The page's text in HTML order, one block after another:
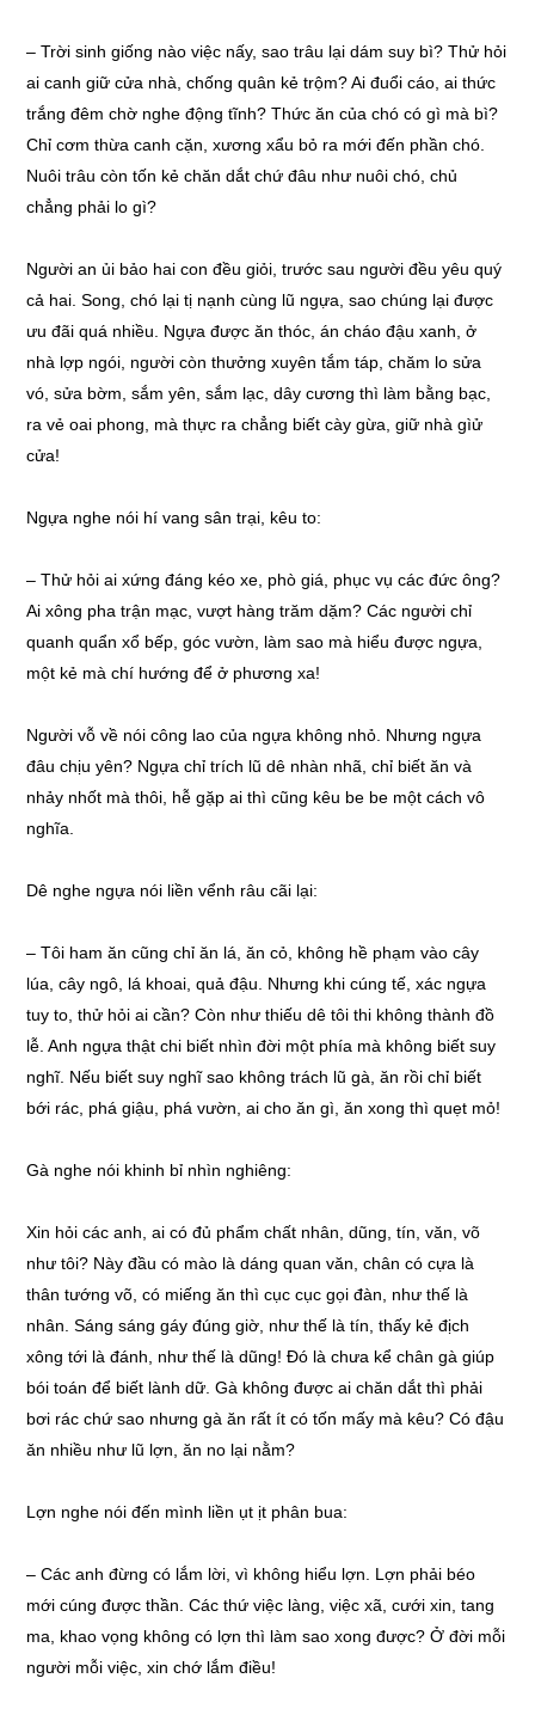
– Trời sinh giống nào việc nấy, sao trâu lại dám suy bì? Thử hỏi
ai canh giữ cửa nhà, chống quân kẻ trộm? Ai đuổi cáo, ai thức
trắng đêm chờ nghe động tĩnh? Thức ăn của chó có gì mà bì?
Chỉ cơm thừa canh cặn, xương xẩu bỏ ra mới đến phần chó.
Nuôi trâu còn tốn kẻ chăn dắt chứ đâu như nuôi chó, chủ
chẳng phải lo gì?
Người an ủi bảo hai con đều giỏi, trước sau người đều yêu quý
cả hai. Song, chó lại tị nạnh cùng lũ ngựa, sao chúng lại được
ưu đãi quá nhiều. Ngựa được ăn thóc, án cháo đậu xanh, ở
nhà lợp ngói, người còn thưởng xuyên tắm táp, chăm lo sửa
vó, sửa bờm, sắm yên, sắm lạc, dây cương thì làm bằng bạc,
ra vẻ oai phong, mà thực ra chẳng biết cày gừa, giữ nhà gìử
cửa!
Ngựa nghe nói hí vang sân trại, kêu to:
– Thử hỏi ai xứng đáng kéo xe, phò giá, phục vụ các đức ông?
Ai xông pha trận mạc, vượt hàng trăm dặm? Các người chỉ
quanh quẩn xổ bếp, góc vườn, làm sao mà hiểu được ngựa,
một kẻ mà chí hướng để ở phương xa!
Người vỗ về nói công lao của ngựa không nhỏ. Nhưng ngựa
đâu chịu yên? Ngựa chỉ trích lũ dê nhàn nhã, chỉ biết ăn và
nhảy nhốt mà thôi, hễ gặp ai thì cũng kêu be be một cách vô
nghĩa.
Dê nghe ngựa nói liền vểnh râu cãi lại:
– Tôi ham ăn cũng chỉ ăn lá, ăn cỏ, không hề phạm vào cây
lúa, cây ngô, lá khoai, quả đậu. Nhưng khi cúng tế, xác ngựa
tuy to, thử hỏi ai cần? Còn như thiếu dê tôi thi không thành đồ
lễ. Anh ngựa thật chi biết nhìn đời một phía mà không biết suy
nghĩ. Nếu biết suy nghĩ sao không trách lũ gà, ăn rồi chỉ biết
bới rác, phá giậu, phá vườn, ai cho ăn gì, ăn xong thì quẹt mỏ!
Gà nghe nói khinh bỉ nhìn nghiêng:
Xin hỏi các anh, ai có đủ phẩm chất nhân, dũng, tín, văn, võ
như tôi? Này đầu có mào là dáng quan văn, chân có cựa là
thân tướng võ, có miếng ăn thì cục cục gọi đàn, như thế là
nhân. Sáng sáng gáy đúng giờ, như thế là tín, thấy kẻ địch
xông tới là đánh, như thế là dũng! Đó là chưa kể chân gà giúp
bói toán để biết lành dữ. Gà không được ai chăn dắt thì phải
bơi rác chứ sao nhưng gà ăn rất ít có tốn mấy mà kêu? Có đậu
ăn nhiều như lũ lợn, ăn no lại nằm?
Lợn nghe nói đến mình liền ụt ịt phân bua:
– Các anh đừng có lắm lời, vì không hiểu lợn. Lợn phải béo
mới cúng được thần. Các thứ việc làng, việc xã, cưới xin, tang
ma, khao vọng không có lợn thì làm sao xong được? Ở đời mỗi
người mỗi việc, xin chớ lắm điều!